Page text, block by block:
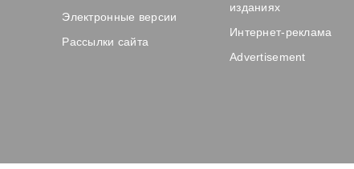
Электронные версии
Рассылки сайта
изданиях
Интернет-реклама
Advertisement